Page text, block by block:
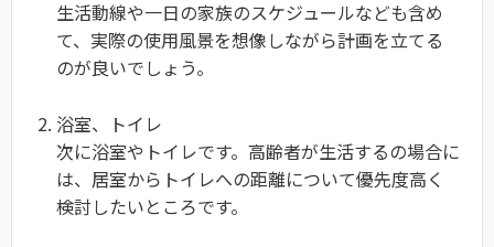
生活動線や一日の家族のスケジュールなども含め
て、実際の使用風景を想像しながら計画を立てる
のが良いでしょう。
浴室、トイレ
次に浴室やトイレです。高齢者が生活するの場合に
は、居室からトイレへの距離について優先度高く
検討したいところです。